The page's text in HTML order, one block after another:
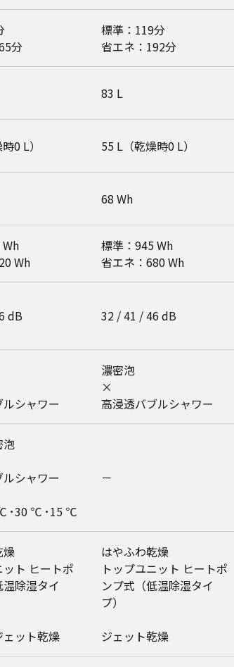
分
標準：119分
省エネ：192分
83 L
0 L） 55 L（乾燥時0 L）
68 Wh
Wh
標準：945 Wh
省エネ：680 Wh
dB 32 / 41 / 46 dB
シャワー
濃密泡
×
高浸透バブルシャワー
シャワー
･30 ℃ ･15 ℃
－
燥
ット ヒートポ
除湿タイ
ット乾燥
はやふわ乾燥
トップユニット ヒートポ
ンプ式（低温除湿タイ
プ）
ジェット乾燥